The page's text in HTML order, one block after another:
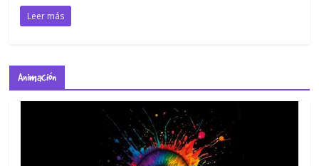
Leer más
Animación